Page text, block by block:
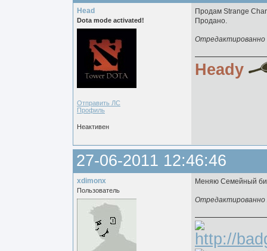
Head
Dota mode activated!
Отправить ЛС
Профиль
Продам Strange
Продано.
Отредактированно
Heady
Неактивен
27-06-2011 12:46:46
xdimonx
Пользователь
Меняю Семейный
Отредактированно